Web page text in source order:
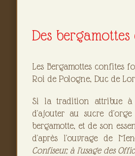
Des
Les Bergamottes confites
Roi de Pologne, Duc de
Si la tradition attribue à
d'ajouter au sucre
bergamotte, et de son
d'après l'ouvrage de
Confiseur, à l'usage des